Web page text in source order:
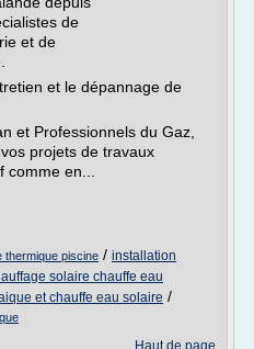
de
et de
et le dépannage de
et Professionnels du Gaz,
projets de travaux
en...
thermique piscine / installation
solaire chauffe eau
et chauffe eau solaire /
Haut de page